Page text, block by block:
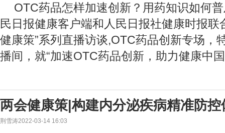
OTC药品怎样加速创新？用药知识如何
民日报健康客户端和人民日报社健康时报联
健康策”系列直播访谈,OTC药品创新专场，
播间，就“加速OTC药品创新，助力健康中
两会健康策|构建内分泌疾病精准防控
荆雪涛2022-03-14 16:03